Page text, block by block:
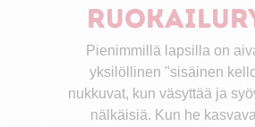
Pienimmillä lapsilla on
yksilöllinen "sisäinen
nukkuvat, kun väsyttää ja
nälkäisiä. Kun he